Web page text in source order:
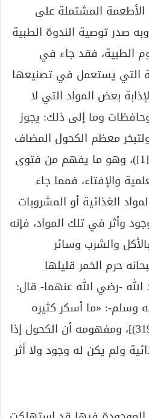
الأطعمة المشتملة على
صدر توصية الندوة الطبية
الطبية، فقد جاء في
التي يستعمل في تصنيعها
بعض المواد التي لا
وما إلى ذلك: يجوز
معظم الكحول المضاف
[1] )، وهو ما يفهم من فتوى
والإفتاء، فمما جاء
الغذائية أو المشروبات
وأثر في تلك المواد، فإنه
والشرب وسائر
حرم الخمر قليلها
الله -رضي الله عنهما- قال:
وسلم-: «ما أسكر كثيره
فقليله حرام» [أبوداود(3199)]، ومفهومه أن الكحول إذا
ولم يكن له وجود ولا أثر